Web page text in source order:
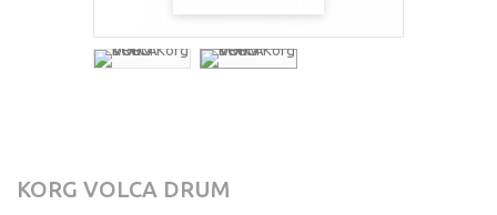
KORG VOLCA DRUM